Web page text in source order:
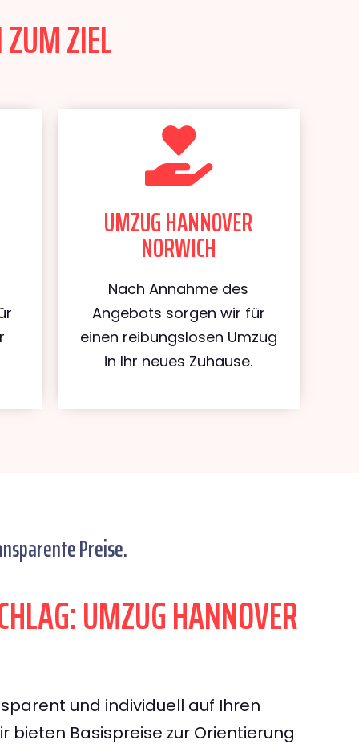
ZIEL
UMZUG HANNOVER
NORWICH
Nach Annahme des
Angebots sorgen wir für
einen reibungslosen Umzug
in Ihr neues Zuhause.
Preise.
UMZUG HANNOVER
und individuell auf Ihren
bieten Basispreise zur Orientierung